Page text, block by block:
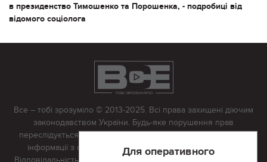
в президенство Тимошенко та Порошенка, - подробиці від
відомого соціолога
Для оперативного
Все – тобі зрозуміло © 2013-2025. Всі права захищені діючим
законодавством України. Будь-яке порушення прав
переслідується в судовому порядку. Будь-яке відтворення
інформації з сайту тільки з письмово дозволу редакції.
Відповідальність за достовірність усіх матеріалів, розміщених